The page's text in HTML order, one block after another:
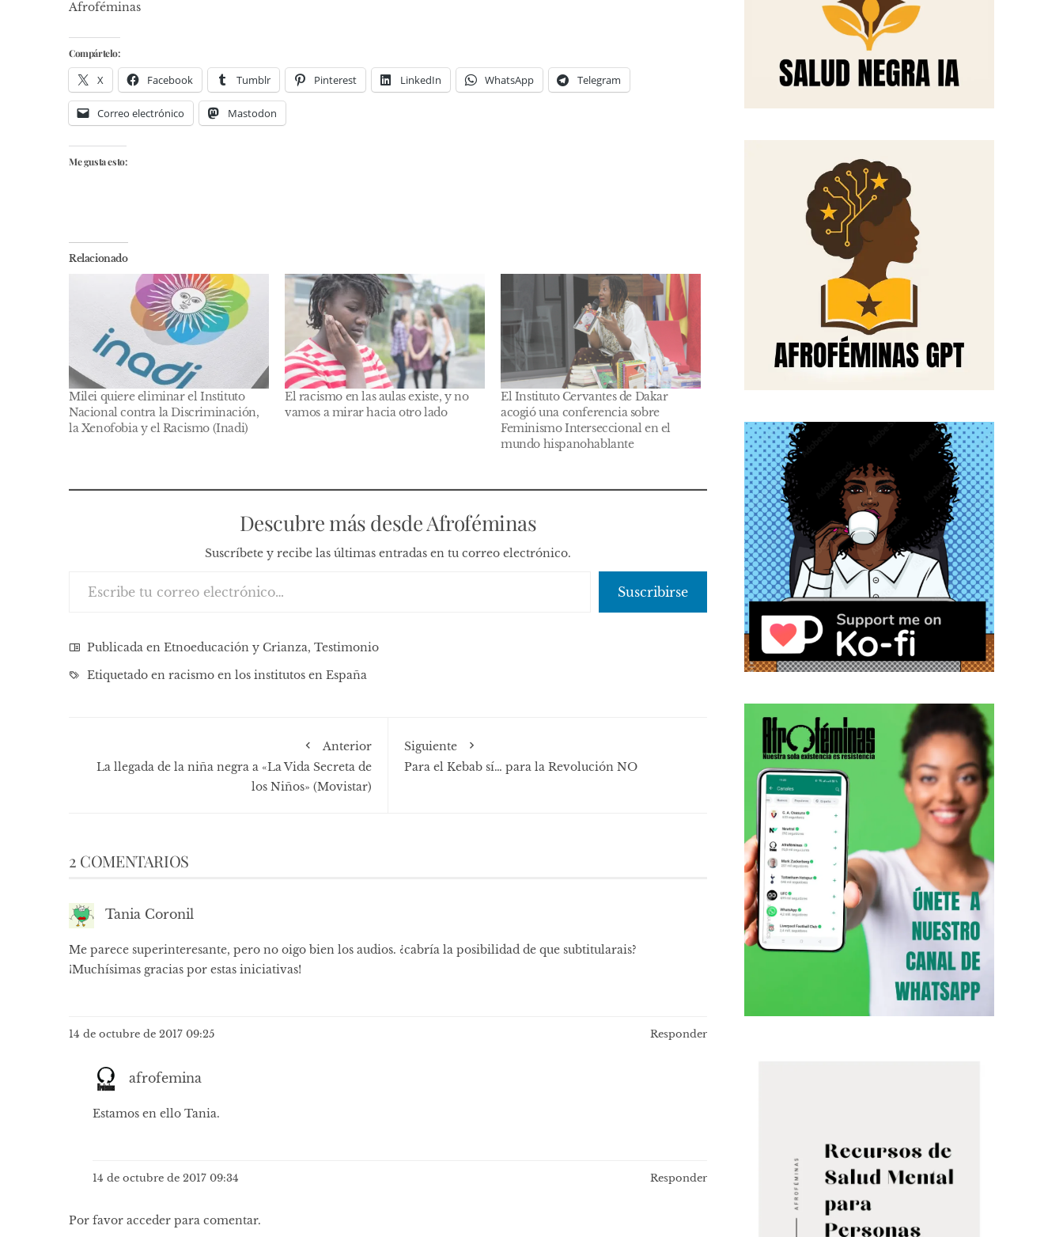
Afroféminas
Compártelo:
X Facebook Tumblr Pinterest LinkedIn WhatsApp Telegram
Correo electrónico Mastodon
Me gusta esto:
Relacionado
Milei quiere eliminar el Instituto
Nacional contra la Discriminación,
la Xenofobia y el Racismo (Inadi)
El racismo en las aulas existe, y no
vamos a mirar hacia otro lado
El Instituto Cervantes de Dakar
acogió una conferencia sobre
Feminismo Interseccional en el
mundo hispanohablante
Descubre más desde Afroféminas
Suscríbete y recibe las últimas entradas en tu correo electrónico.
Suscribirse
Publicada en Etnoeducación y Crianza, Testimonio
Etiquetado en racismo en los institutos en España
Anterior
La llegada de la niña negra a «La Vida Secreta de
los Niños» (Movistar)
Siguiente
Para​ ​el​ ​Kebab​ ​sí…​ ​para​ la ​Revolución​ ​NO
2 COMENTARIOS
Tania Coronil
Me parece superinteresante, pero no oigo bien los audios. ¿cabría la posibilidad de que subtitularais?
¡Muchísimas gracias por estas iniciativas!
14 de octubre de 2017 09:25 Responder
afrofemina
Estamos en ello Tania.
14 de octubre de 2017 09:34 Responder
Por favor acceder para comentar.